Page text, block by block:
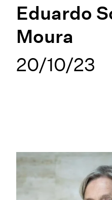
Eduardo
Moura
20/10/23